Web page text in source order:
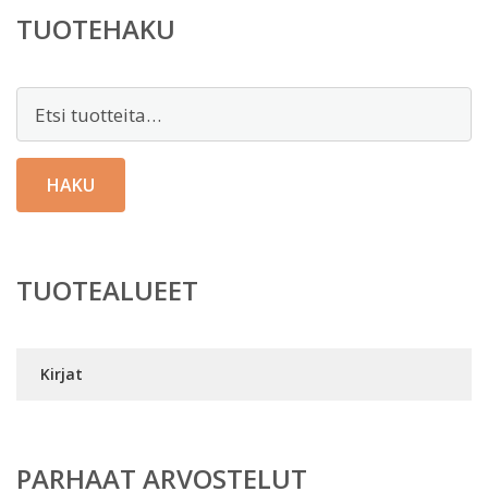
TUOTEHAKU
HAKU
TUOTEALUEET
Kirjat
PARHAAT ARVOSTELUT